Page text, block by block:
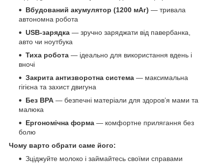
Вбудований акумулятор (1200 мАг) — тривала
автономна робота
USB-зарядка — зручно заряджати від павербанка,
авто чи ноутбука
Тиха робота — ідеально для використання вдень і
вночі
Закрита антизворотна система — максимальна
гігієна та захист двигуна
Без BPA — безпечні матеріали для здоров’я мами та
малюка
Ергономічна форма — комфортне прилягання без
болю
Чому варто обрати саме його:
Зціджуйте молоко і займайтесь своїми справами